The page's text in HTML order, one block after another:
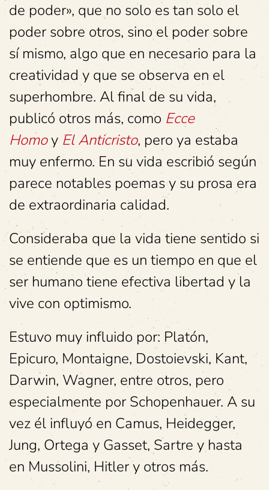
de poder», que no solo es tan solo el
poder sobre otros, sino el poder sobre
sí mismo, algo que en necesario para la
creatividad y que se observa en el
superhombre. Al final de su vida,
publicó otros más, como Ecce
Homoy El Anticristo, pero ya estaba
muy enfermo. En su vida escribió según
parece notables poemas y su prosa era
de extraordinaria calidad.
Consideraba que la vida tiene sentido si
se entiende que es un tiempo en que el
ser humano tiene efectiva libertad y la
vive con optimismo.
Estuvo muy influido por: Platón,
Epicuro, Montaigne, Dostoievski, Kant,
Darwin, Wagner, entre otros, pero
especialmente por Schopenhauer. A su
vez él influyó en Camus, Heidegger,
Jung, Ortega y Gasset, Sartre y hasta
en Mussolini, Hitler y otros más.